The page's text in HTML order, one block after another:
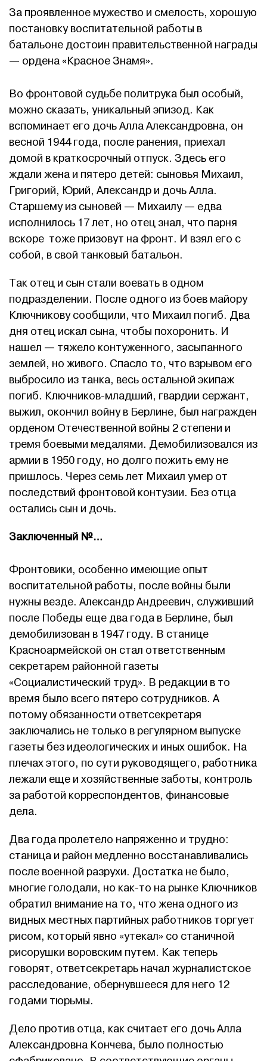
За проявленное мужество и смелость, хорошую
постановку воспитательной работы в
батальоне достоин правительственной награды
— ордена «Красное Знамя».
Во фронтовой судьбе политрука был особый,
можно сказать, уникальный эпизод. Как
вспоминает его дочь Алла Александровна, он
весной 1944 года, после ранения, приехал
домой в краткосрочный отпуск. Здесь его
ждали жена и пятеро детей: сыновья Михаил,
Григорий, Юрий, Александр и дочь Алла.
Старшему из сыновей — Михаилу — едва
исполнилось 17 лет, но отец знал, что парня
вскоре тоже призовут на фронт. И взял его с
собой, в свой танковый батальон.
Так отец и сын стали воевать в одном
подразделении. После одного из боев майору
Ключникову сообщили, что Михаил погиб. Два
дня отец искал сына, чтобы похоронить. И
нашел — тяжело контуженного, засыпанного
землей, но живого. Спасло то, что взрывом его
выбросило из танка, весь остальной экипаж
погиб. Ключников-младший, гвардии сержант,
выжил, окончил войну в Берлине, был награжден
орденом Отечественной войны 2 степени и
тремя боевыми медалями. Демобилизовался из
армии в 1950 году, но долго пожить ему не
пришлось. Через семь лет Михаил умер от
последствий фронтовой контузии. Без отца
остались сын и дочь.
Заключенный №…
Фронтовики, особенно имеющие опыт
воспитательной работы, после войны были
нужны везде. Александр Андреевич, служивший
после Победы еще два года в Берлине, был
демобилизован в 1947 году. В станице
Красноармейской он стал ответственным
секретарем районной газеты
«Социалистический труд». В редакции в то
время было всего пятеро сотрудников. А
потому обязанности ответсекретаря
заключались не только в регулярном выпуске
газеты без идеологических и иных ошибок. На
плечах этого, по сути руководящего, работника
лежали еще и хозяйственные заботы, контроль
за работой корреспондентов, финансовые
дела.
Два года пролетело напряженно и трудно:
станица и район медленно восстанавливались
после военной разрухи. Достатка не было,
многие голодали, но как-то на рынке Ключников
обратил внимание на то, что жена одного из
видных местных партийных работников торгует
рисом, который явно «утекал» со станичной
рисорушки воровским путем. Как теперь
говорят, ответсекретарь начал журналистское
расследование, обернувшееся для него 12
годами тюрьмы.
Дело против отца, как считает его дочь Алла
Александровна Кончева, было полностью